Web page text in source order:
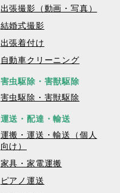
出張撮影（動画・写真）
結婚式撮影
出張着付け
自動車クリーニング
害虫駆除・害獣駆除
害虫駆除・害獣駆除
運送・配達・輸送
運搬・運送・輸送（個人
向け）
家具・家電運搬
ピアノ運送